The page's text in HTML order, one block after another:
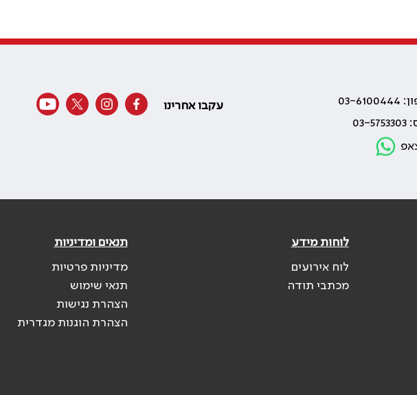
עקבו אחרינו
לוחות מידע
לוח אירועים
מכתבי תודה
תנאים ומדיניות
מדיניות פרטיות
תנאי שימוש
הצהרת נגישות
הצהרת הוגנות מגדרית